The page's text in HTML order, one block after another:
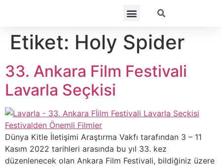
Etiket: Holy Spider
33. Ankara Film Festivali
Lavarla Seçkisi
Dünya Kitle İletişimi Araştırma Vakfı tarafından 3 – 11
Kasım 2022 tarihleri arasında bu yıl 33. kez
düzenlenecek olan Ankara Film Festivali, bildiğiniz üzere